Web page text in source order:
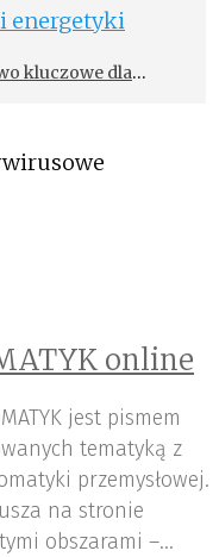
kluczowe dla
online
jest pismem
tematyką z
przemysłowej.
na stronie
obszarami –